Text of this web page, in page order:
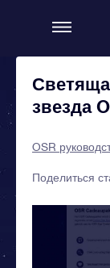
звезда
OSR
Поделиться